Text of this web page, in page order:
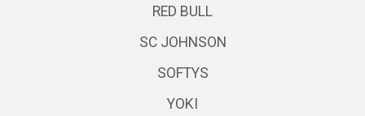
RED BULL
SC JOHNSON
SOFTYS
YOKI